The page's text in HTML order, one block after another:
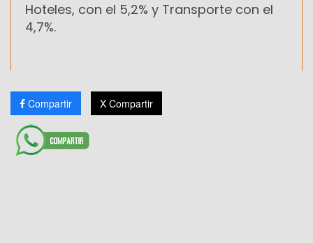
Hoteles, con el 5,2% y Transporte con el
4,7%.
Compartir X Compartir